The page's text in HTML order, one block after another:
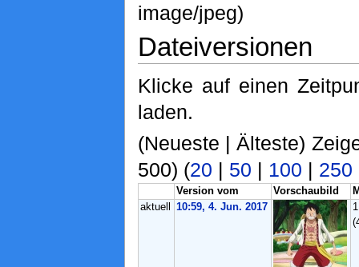
image/jpeg)
Dateiversionen
Klicke auf einen
laden.
(Neueste | Älteste)
500) (20 | 50 | 100 | 250
Version vom Vorschaubild
aktuell
10:59, 4. Jun. 2017